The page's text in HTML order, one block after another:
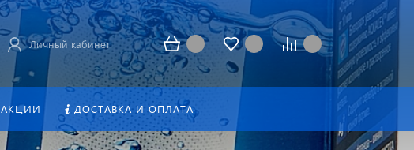
Личный кабинет
АКЦИИ ДОСТАВКА И ОПЛАТА